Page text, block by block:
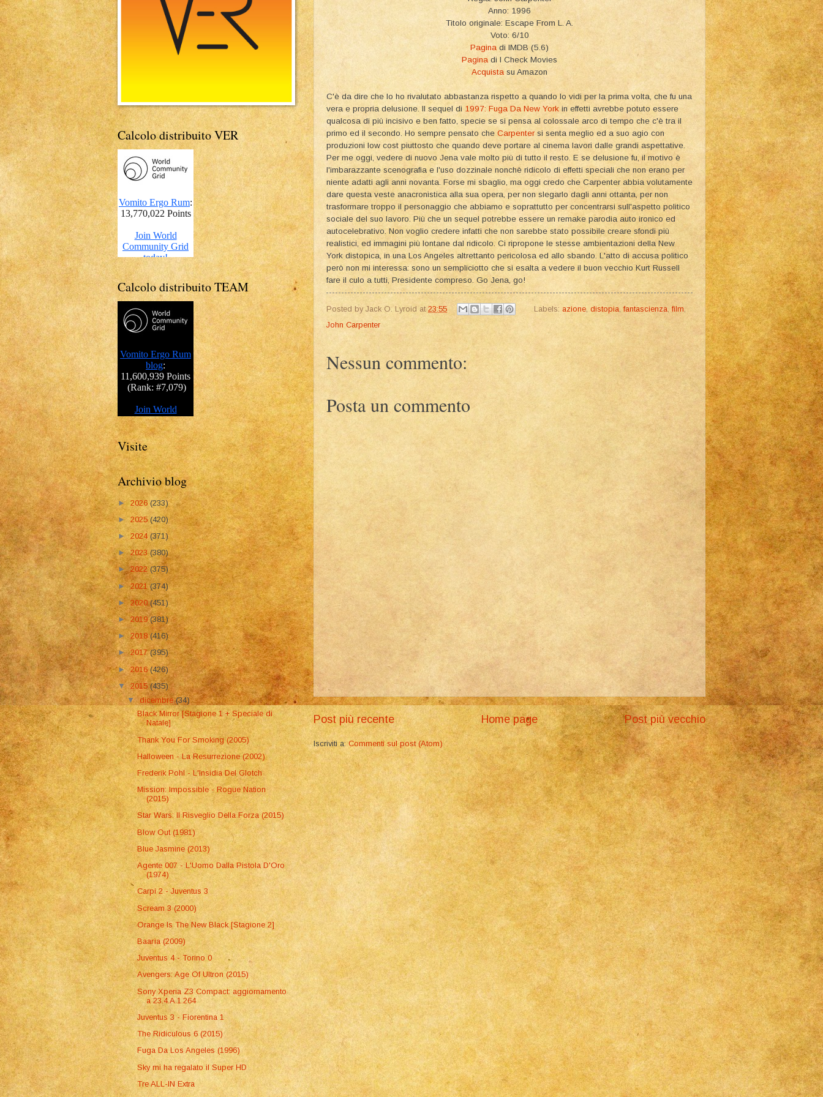
Anno: 1996
Titolo originale: Escape From L. A.
Voto: 6/10
Pagina di IMDB (5.6)
Pagina di I Check Movies
Acquista su Amazon
C'è da dire che lo ho rivalutato abbastanza rispetto a quando lo vidi per la prima volta, che fu una
vera e propria delusione. Il sequel di 1997: Fuga Da New York in effetti avrebbe potuto essere
qualcosa di più incisivo e ben fatto, specie se si pensa al colossale arco di tempo che c'è tra il
primo ed il secondo. Ho sempre pensato che Carpentersi senta meglio ed a suo agio con
produzioni low cost piuttosto che quando deve portare al cinema lavori dalle grandi aspettative.
Per me oggi, vedere di nuovo Jena vale molto più di tutto il resto. E se delusione fu, il motivo è
l'imbarazzante scenografia e l'uso dozzinale nonchè ridicolo di effetti speciali che non erano per
niente adatti agli anni novanta. Forse mi sbaglio, ma oggi credo che Carpenter abbia volutamente
dare questa veste anacronistica alla sua opera, per non slegarlo dagli anni ottanta, per non
trasformare troppo il personaggio che abbiamo e soprattutto per concentrarsi sull'aspetto politico
sociale del suo lavoro. Più che un sequel potrebbe essere un remake parodia auto ironico ed
autocelebrativo. Non voglio credere infatti che non sarebbe stato possibile creare sfondi più
realistici, ed immagini più lontane dal ridicolo. Ci ripropone le stesse ambientazioni della New
York distopica, in una Los Angeles altrettanto pericolosa ed allo sbando. L'atto di accusa politico
però non mi interessa: sono un sempliciotto che si esalta a vedere il buon vecchio Kurt Russell
fare il culo a tutti, Presidente compreso. Go Jena, go!
Posted by Jack O. Lyroid at 23:55 Labels: azione, distopia ,fantascienza ,film
John Carpenter
Nessun commento:
Posta un commento
Post più recente Post più vecchio
Home page
Iscriviti a:Commenti sul post (Atom)
Calcolo distribuito VER
Calcolo distribuito TEAM
Visite
Archivio blog
► 2026(233)
►2025(420)
►2024 (371)
►2023(380)
►2022 (375)
►2021(374)
►2020(451)
►2019(381)
►2018(416)
►2017(395)
►2016(426)
▼2015(435)
▼dicembre(34)
Black Mirror [Stagione 1 + Speciale di
Natale]
Thank You For Smoking (2005)
Halloween - La Resurrezione (2002)
Frederik Pohl - L'Insidia Del Glotch
Mission: Impossible - Rogue Nation
(2015)
Star Wars: Il Risveglio Della Forza (2015)
Blow Out (1981)
Blue Jasmine (2013)
Agente 007 - L'Uomo Dalla Pistola D'Oro
(1974)
Carpi 2 - Juventus 3
Scream 3 (2000)
Orange Is The New Black [Stagione 2]
Baarìa (2009)
Juventus 4 - Torino 0
Avengers: Age Of Ultron (2015)
Sony Xperia Z3 Compact: aggiornamento
a 23.4.A.1.264
Juventus 3 - Fiorentina 1
The Ridiculous 6 (2015)
Fuga Da Los Angeles (1996)
Sky mi ha regalato il Super HD
Tre ALL-IN Extra